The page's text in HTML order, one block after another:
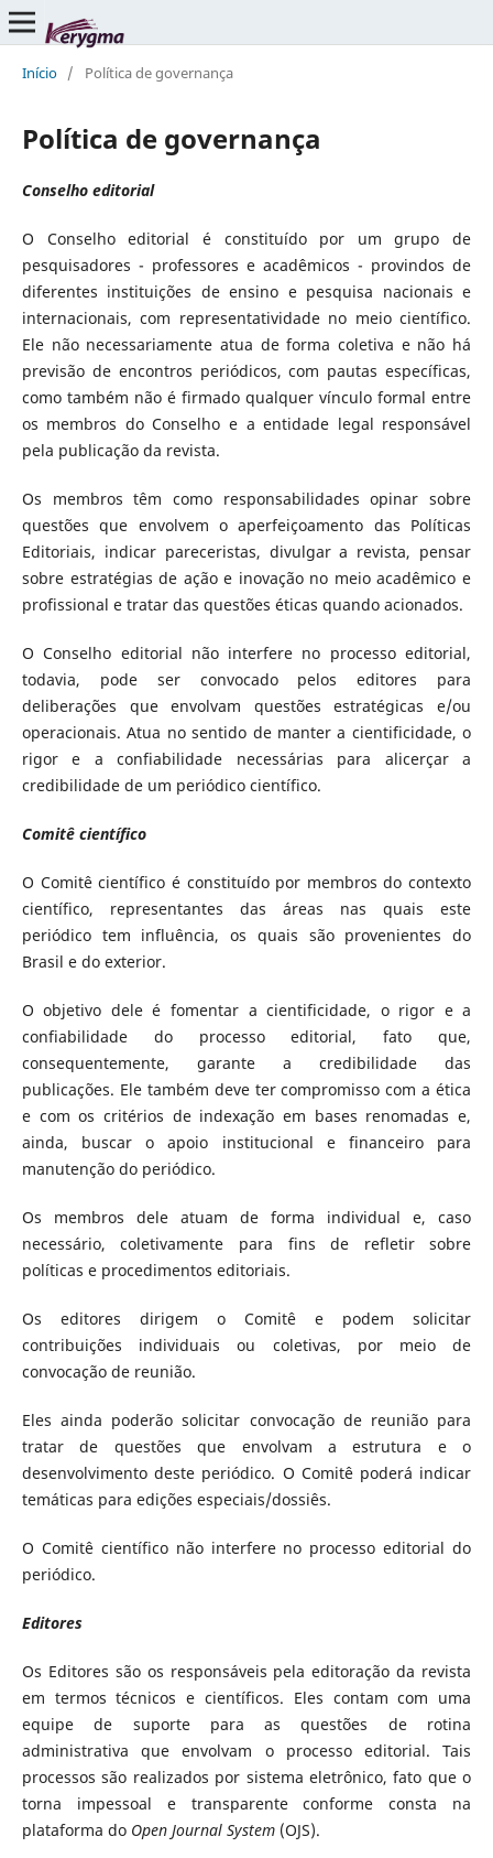
Início / Política de governança
Política de governança
Conselho editorial
O Conselho editorial é constituído por um grupo de
pesquisadores - professores e acadêmicos - provindos de
diferentes instituições de ensino e pesquisa nacionais e
internacionais, com representatividade no meio científico.
Ele não necessariamente atua de forma coletiva e não há
previsão de encontros periódicos, com pautas específicas,
como também não é firmado qualquer vínculo formal entre
os membros do Conselho e a entidade legal responsável
pela publicação da revista.
Os membros têm como responsabilidades opinar sobre
questões que envolvem o aperfeiçoamento das Políticas
Editoriais, indicar pareceristas, divulgar a revista, pensar
sobre estratégias de ação e inovação no meio acadêmico e
profissional e tratar das questões éticas quando acionados.
O Conselho editorial não interfere no processo editorial,
todavia, pode ser convocado pelos editores para
deliberações que envolvam questões estratégicas e/ou
operacionais. Atua no sentido de manter a cientificidade, o
rigor e a confiabilidade necessárias para alicerçar a
credibilidade de um periódico científico.
Comitê científico
O Comitê científico é constituído por membros do contexto
científico, representantes das áreas nas quais este
periódico tem influência, os quais são provenientes do
Brasil e do exterior.
O objetivo dele é fomentar a cientificidade, o rigor e a
confiabilidade do processo editorial, fato que,
consequentemente, garante a credibilidade das
publicações. Ele também deve ter compromisso com a ética
e com os critérios de indexação em bases renomadas e,
ainda, buscar o apoio institucional e financeiro para
manutenção do periódico.
Os membros dele atuam de forma individual e, caso
necessário, coletivamente para fins de refletir sobre
políticas e procedimentos editoriais.
Os editores dirigem o Comitê e podem solicitar
contribuições individuais ou coletivas, por meio de
convocação de reunião.
Eles ainda poderão solicitar convocação de reunião para
tratar de questões que envolvam a estrutura e o
desenvolvimento deste periódico. O Comitê poderá indicar
temáticas para edições especiais/dossiês.
O Comitê científico não interfere no processo editorial do
periódico.
Editores
Os Editores são os responsáveis pela editoração da revista
em termos técnicos e científicos. Eles contam com uma
equipe de suporte para as questões de rotina
administrativa que envolvam o processo editorial. Tais
processos são realizados por sistema eletrônico, fato que o
torna impessoal e transparente conforme consta na
plataforma do Open Journal System (OJS).